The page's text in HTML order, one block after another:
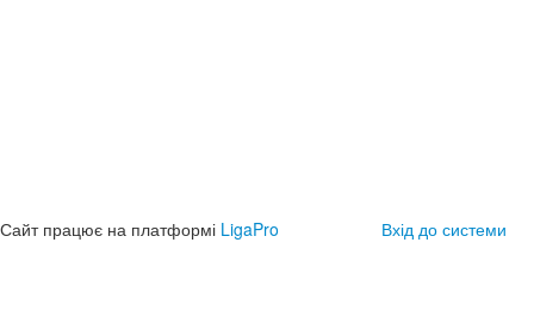
Сайт працює на платформі LigaPro Вхід до системи